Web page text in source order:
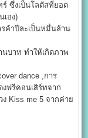
ซึ่งเป็นโลตัสที่ยอด
อง)
ค้าปีละเป็นหมื่นล้าน
นบาท ทำให้เกิดภาพ
dance ,การ
งฟรีคอนเสิร์ทจาก
ง Kiss me 5 จากค่าย